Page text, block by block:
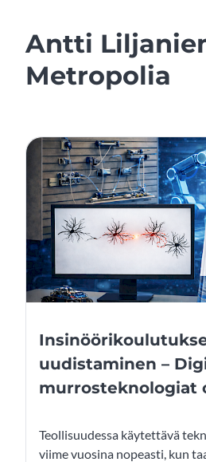
Antti
Metropolia
uudistaminen –
murrosteknologiat
Teollisuudessa käytettävä
viime vuosina nopeasti, kun